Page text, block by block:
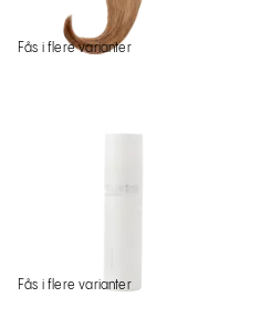
Fås i flere varianter
Fås i flere varianter